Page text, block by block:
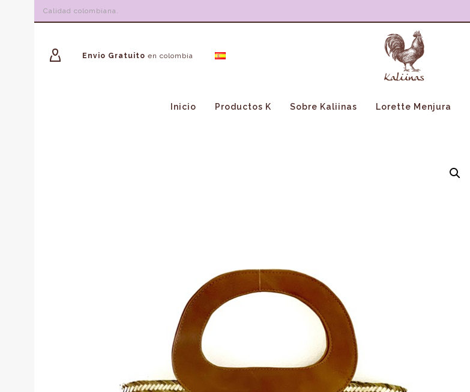
Calidad colombiana.
Envio Gratuito en colombia
Inicio Productos K Sobre Kaliinas Lorette Menjura